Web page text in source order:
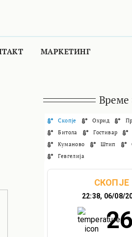
МАРКЕТИНГ
Време
Скопје Охрид
Битола
Гостивар
Куманово
Штип
Гевгелија
СКОПЈЕ
22:38, 06/08/
26